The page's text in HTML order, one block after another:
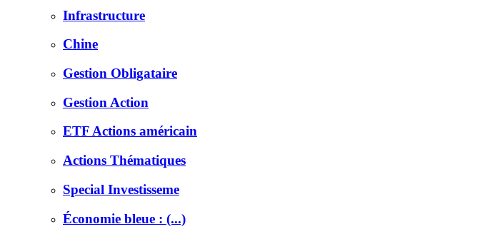
Infrastructure
Chine
Gestion Obligataire
Gestion Action
ETF Actions américain
Actions Thématiques
Special Investisseme
Économie bleue : (...)